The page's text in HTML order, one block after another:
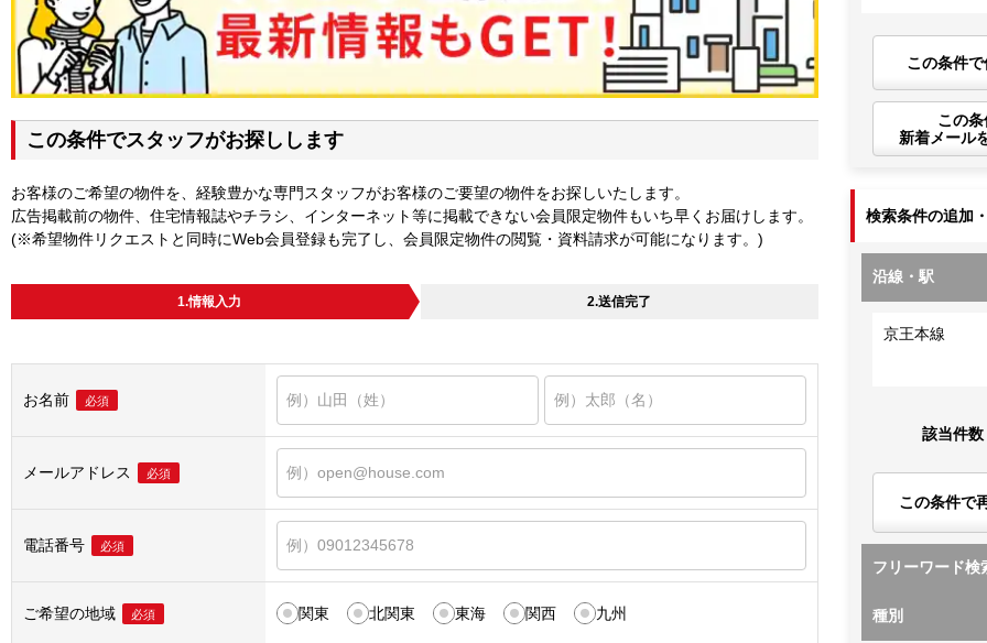
この条件でスタッフがお探しします
お客様のご希望の物件を、経験豊かな専門スタッフがお客様のご要望の物件をお探しいたします。
広告掲載前の物件、住宅情報誌やチラシ、インターネット等に掲載できない会員限定物件もいち早くお届けします。
(※希望物件リクエストと同時にWeb会員登録も完了し、会員限定物件の閲覧・資料請求が可能になります。)
1.情報入力 2.送信完了
お名前 必須
メールアドレス 必須
電話番号 必須
ご希望の地域 必須 関東 北関東 東海 関西 九州
この条件
この
新着メール
検索条件の追加
沿線・駅
京王本線
該当件数
この条件で
フリーワード検
種別